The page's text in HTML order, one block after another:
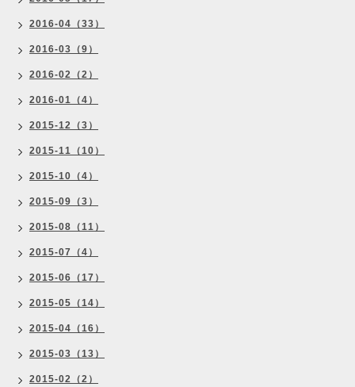
2016-04（33）
2016-03（9）
2016-02（2）
2016-01（4）
2015-12（3）
2015-11（10）
2015-10（4）
2015-09（3）
2015-08（11）
2015-07（4）
2015-06（17）
2015-05（14）
2015-04（16）
2015-03（13）
2015-02（2）